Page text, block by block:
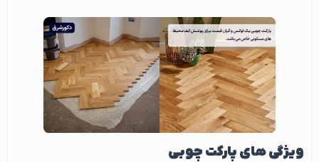
ویژگی های پارکت چوبی